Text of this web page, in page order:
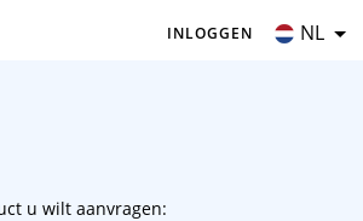
INLOGGEN NL
u wilt aanvragen: